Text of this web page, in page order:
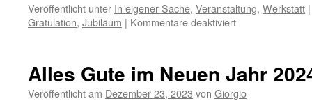
Veröffentlicht unter In eigener Sache, Veranstaltung, Werkstatt |
Gratulation, Jubiläum | Kommentare deaktiviertfür
Kontrabass
Paradies
Alles Gute im Neuen Jahr
Veröffentlicht am Dezember 23, 2023 von Giorgio